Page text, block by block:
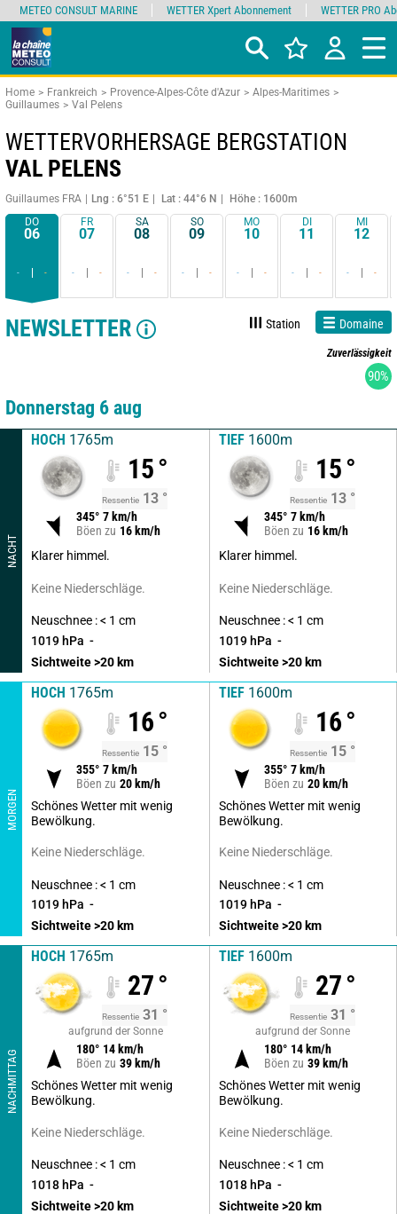
Home Frankreich Provence-Alpes-Côte d'Azur
Alpes-Maritimes
Guillaumes
Val Pelens
WETTERVORHERSAGE BERGSTATION
VAL PELENS
Guillaumes FRA Lng : 6°51 E Lat : 44°6 N
Höhe : 1600m
DO
06
- -
FR
07
- -
SA
08
- -
SO
09
- -
MO
10
- -
DI
11
- -
MI
12
- -
NEWSLETTER Station Domaine
Zuverlässigkeit
90%
Donnerstag 6 aug
NACHT
HOCH 1765m
15 °
Ressentie 13 °
345° 7 km/h
Böen zu 16 km/h
Klarer himmel.
Keine Niederschläge.
Neuschnee : < 1 cm
1019hPa
Sichtweite>20km
TIEF1600m
15 °
Ressentie 13 °
345° 7 km/h
Böen zu 16 km/h
Klarer himmel.
Keine Niederschläge.
Neuschnee : < 1 cm
1019 hPa
Sichtweite >20 km
MORGEN
HOCH 1765m
16 °
Ressentie 15 °
355° 7km/h
Böen zu 20km/h
Schönes Wetter mit wenig
Bewölkung.
Keine Niederschläge.
Neuschnee : < 1 cm
1019 hPa
Sichtweite>20 km
TIEF1600m
16 °
Ressentie 15 °
355° 7 km/h
Böen zu 20 km/h
Schönes Wetter mit wenig
Bewölkung.
Keine Niederschläge.
Neuschnee : < 1 cm
1019 hPa
Sichtweite >20 km
NACHMITTAG
HOCH 1765m
27 °
Ressentie 31 °
aufgrund der Sonne
180° 14 km/h
Böen zu 39 km/h
Schönes Wetter mit wenig
Bewölkung.
Keine Niederschläge.
Neuschnee : < 1 cm
1018hPa
Sichtweite>20km
TIEF1600m
27 °
Ressentie 31 °
aufgrund der Sonne
180° 14 km/h
Böen zu 39 km/h
Schönes Wetter mit wenig
Bewölkung.
Keine Niederschläge.
Neuschnee : < 1 cm
1018 hPa
Sichtweite >20 km
METEO CONSULT MARINE WETTER Xpert Abonnement WETTER PRO